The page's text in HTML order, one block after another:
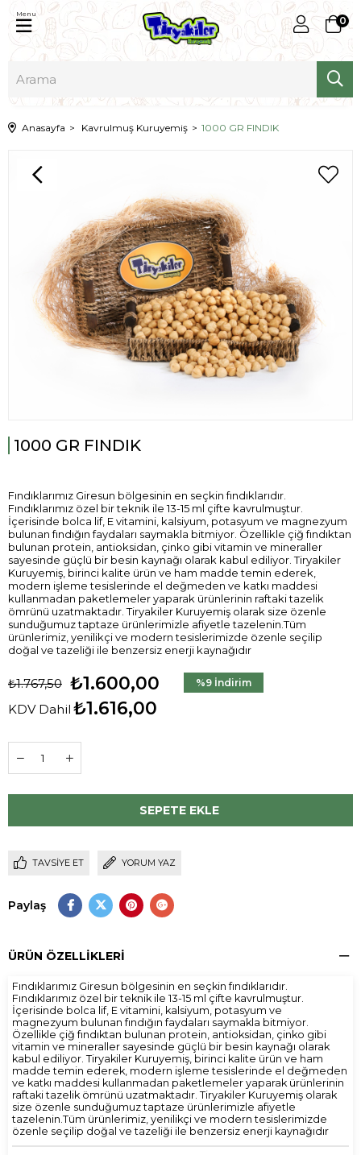
0
Menu
Anasayfa Kavrulmuş Kuruyemiş 1000 GR FINDIK
1000 GR FINDIK
Fındıklarımız Giresun bölgesinin en seçkin fındıklarıdır.
Fındıklarımız özel bir teknik ile 13-15 ml çifte kavrulmuştur.
İçerisinde bolca lif, E vitamini, kalsiyum, potasyum ve magnezyum
bulunan fındığın faydaları saymakla bitmiyor. Özellikle çiğ fındıktan
bulunan protein, antioksidan, çinko gibi vitamin ve mineraller
sayesinde güçlü bir besin kaynağı olarak kabul ediliyor. Tiryakiler
Kuruyemiş, birinci kalite ürün ve ham madde temin ederek,
modern işleme tesislerinde el değmeden ve katkı maddesi
kullanmadan paketlemeler yaparak ürünlerinin raftaki tazelik
ömrünü uzatmaktadır. Tiryakiler Kuruyemiş olarak size özenle
sunduğumuz taptaze ürünlerimizle afiyetle tazelenin.Tüm
ürünlerimiz, yenilikçi ve modern tesislerimizde özenle seçilip
doğal ve tazeliği ile benzersiz enerji kaynağıdır
₺1.767,50 ₺1.600,00
KDV Dahil ₺1.616,00
%9 İndirim
TAVSIYE ET YORUM YAZ
Paylaş
ÜRÜN ÖZELLIKLERI
Fındıklarımız Giresun bölgesinin en seçkin fındıklarıdır.
Fındıklarımız özel bir teknik ile 13-15 ml çifte kavrulmuştur.
İçerisinde bolca lif, E vitamini, kalsiyum, potasyum ve
magnezyum bulunan fındığın faydaları saymakla bitmiyor.
Özellikle çiğ fındıktan bulunan protein, antioksidan, çinko gibi
vitamin ve mineraller sayesinde güçlü bir besin kaynağı olarak
kabul ediliyor. Tiryakiler Kuruyemiş, birinci kalite ürün ve ham
madde temin ederek, modern işleme tesislerinde el değmeden
ve katkı maddesi kullanmadan paketlemeler yaparak ürünlerinin
raftaki tazelik ömrünü uzatmaktadır. Tiryakiler Kuruyemiş olarak
size özenle sunduğumuz taptaze ürünlerimizle afiyetle
tazelenin.Tüm ürünlerimiz, yenilikçi ve modern tesislerimizde
özenle seçilip doğal ve tazeliği ile benzersiz enerji kaynağıdır